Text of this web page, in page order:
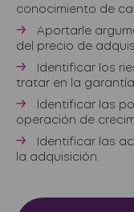
conocimiento de
Aportarle
del precio de
Identificar los
tratar en la
Identificar las
operación de
Identificar las
la adquisición.